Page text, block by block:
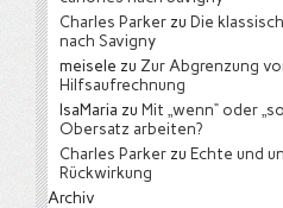
Charles Parker zu Die
nach Savigny
meisele zu Zur Abgrenzung
Hilfsaufrechnung
IsaMaria zu Mit „wenn“ oder
Obersatz arbeiten?
Charles Parker zu Echte und
Rückwirkung
Archiv